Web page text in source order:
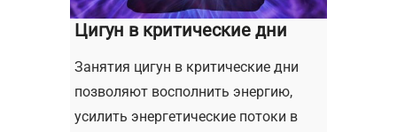
Цигун в критические дни
Занятия цигун в критические дни
позволяют восполнить энергию,
усилить энергетические потоки в